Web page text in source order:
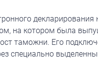
на котором была
таможни. Его
специально